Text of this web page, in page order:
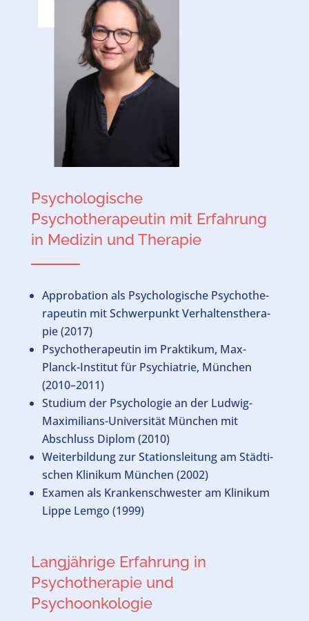
Psychologische
Psychotherapeutin mit Erfahrung
in Medizin und Therapie
Appro­ba­ti­on als Psy­cho­lo­gi­sche Psy­cho­the­
ra­peu­tin mit Schwer­punkt Ver­hal­tens­the­ra­
pie (2017)
Psy­cho­the­ra­peu­tin im Prak­ti­kum, Max-
Planck-Insti­tut für Psych­ia­trie, Mün­chen
(2010–2011)
Stu­di­um der Psy­cho­lo­gie an der Lud­wig-
Maxi­mi­li­ans-Uni­ver­si­tät Mün­chen mit
Abschluss Diplom (2010)
Wei­ter­bil­dung zur Sta­ti­ons­lei­tung am Städ­ti­
schen Kli­ni­kum Mün­chen (2002)
Examen als Kran­ken­schwes­ter am Kli­ni­kum
Lip­pe Lem­go (1999)
Langjährige Erfahrung in
Psychotherapie und
Psychoonkologie